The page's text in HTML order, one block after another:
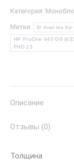
ProOne
440
G6
Категория:
Метки: 8/ Intel Iris Xe
HP ProOne 440 G6
FHD 23
Описание
Отзывы (0)
Толщина